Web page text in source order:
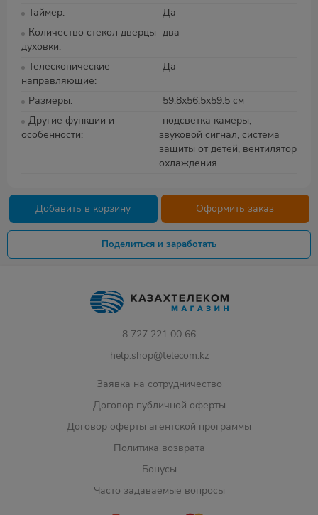
Таймер
Да
Количество стекол дверцы
духовки
два
Телескопические
направляющие
Да
Размеры
59.8х56.5х59.5 см
Другие функции и
особенности
подсветка камеры,
звуковой сигнал, система
защиты от детей, вентилятор
охлаждения
Добавить в корзину Оформить заказ
Поделиться и заработать
8 727 221 00 66
help.shop@telecom.kz
Заявка на сотрудничество
Договор публичной оферты
Договор оферты агентской программы
Политика возврата
Бонусы
Часто задаваемые вопросы